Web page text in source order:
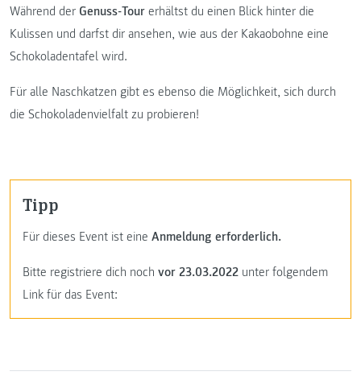
Während der Genuss-Tour erhältst du einen Blick hinter die
Kulissen und darfst dir ansehen, wie aus der Kakaobohne eine
Schokoladentafel wird.
Für alle Naschkatzen gibt es ebenso die Möglichkeit, sich durch
die Schokoladenvielfalt zu probieren!
Tipp
Für dieses Event ist eine Anmeldung erforderlich.
Bitte registriere dich noch vor 23.03.2022 unter folgendem
Link für das Event: